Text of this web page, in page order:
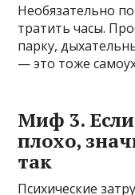
Необязательно
тратить часы.
парку,
— это тоже
Миф 3.
плохо,
так
Психические